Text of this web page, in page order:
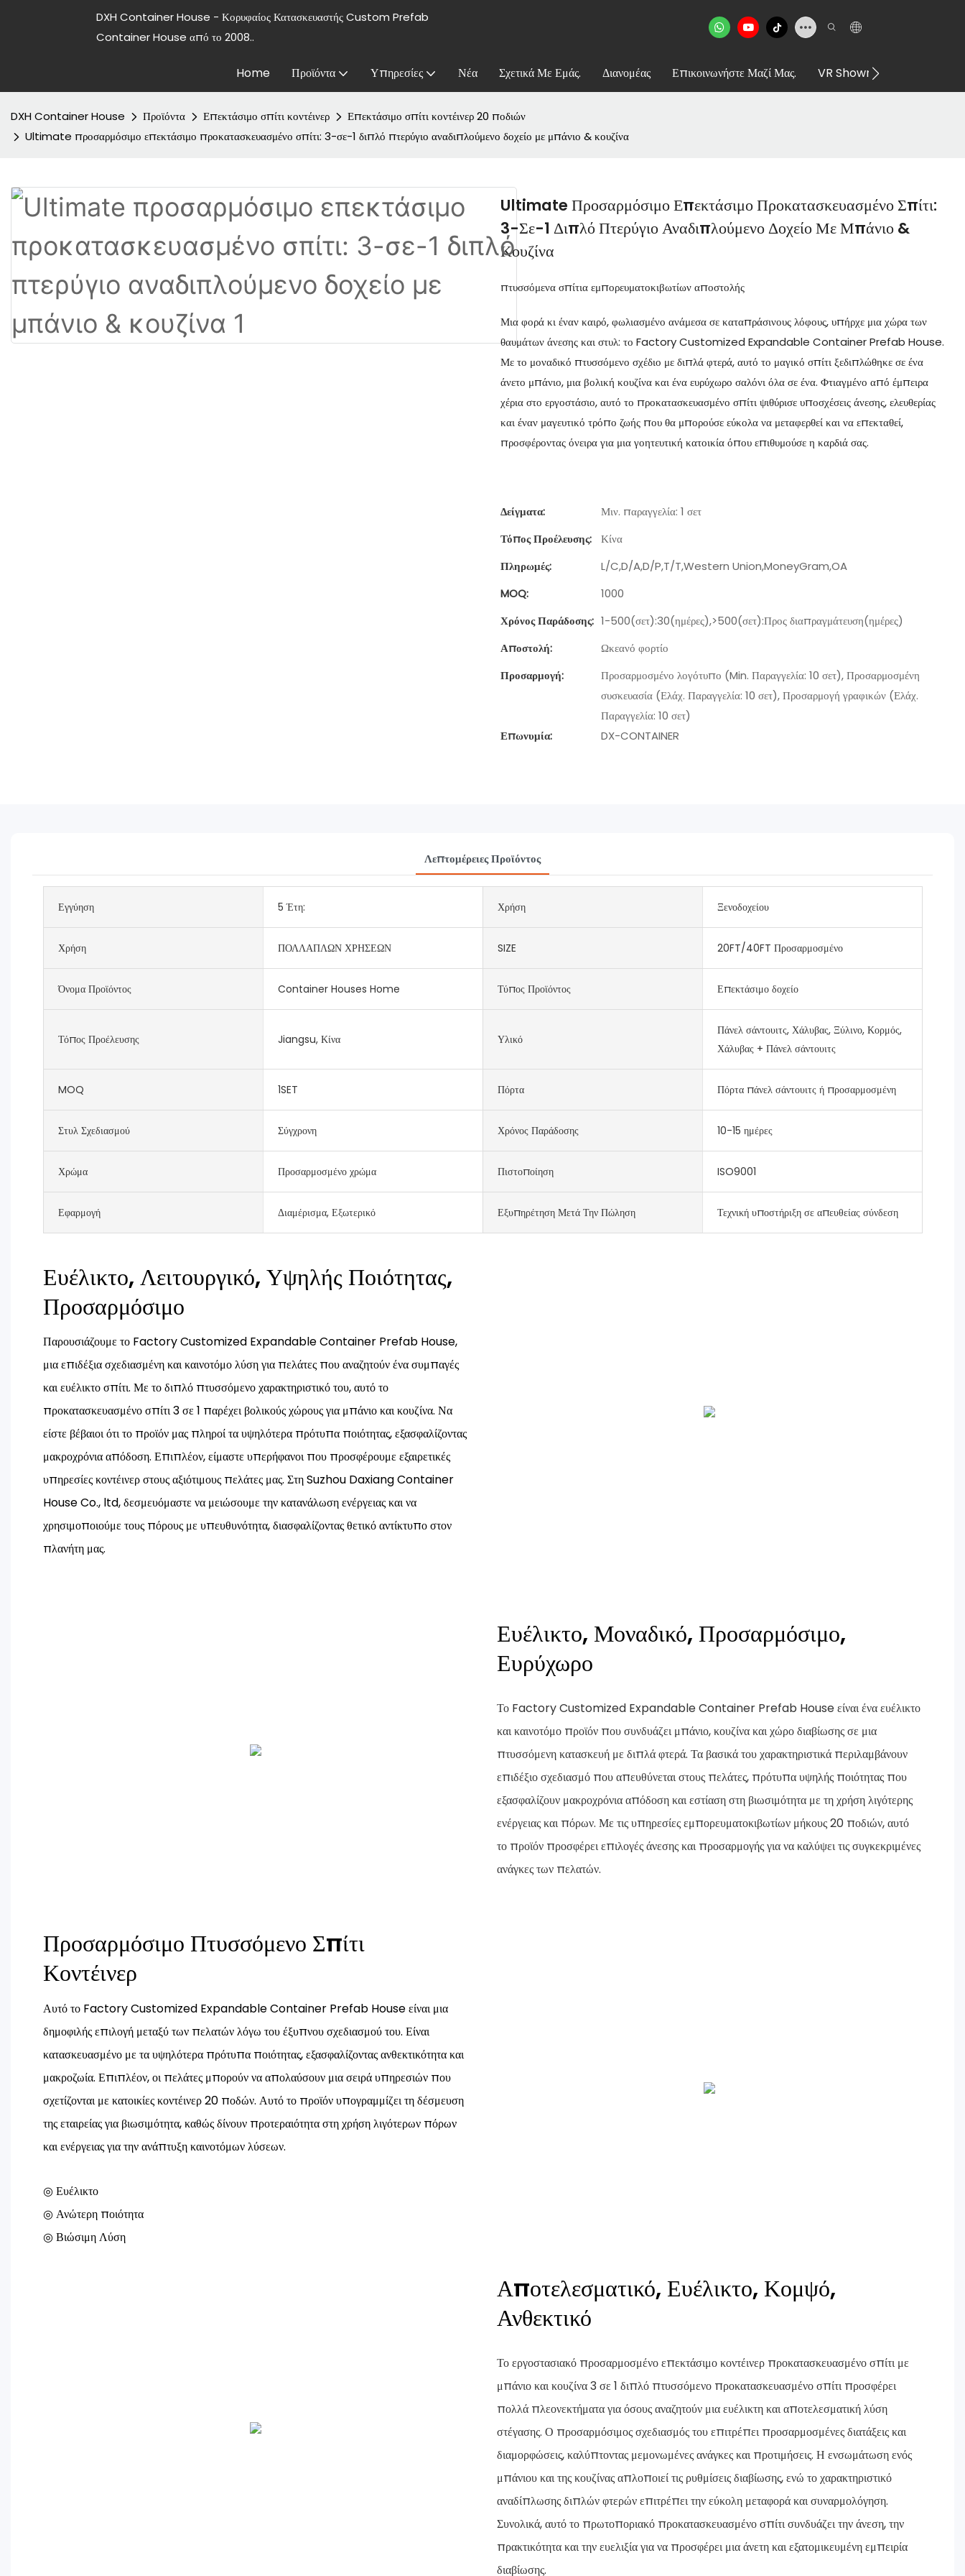
DXH Container House - Κορυφαίος Κατασκευαστής Custom Prefab
Container House από το 2008..
Home Προϊόντα Υπηρεσίες Νέα Σχετικά Με Εμάς. Διανομέας Επικοινωνήστε Μαζί Μας. VR Showroom
DXH Container House Προϊόντα Επεκτάσιμο σπίτι κοντέινερ
Επεκτάσιμο σπίτι κοντέινερ 20 ποδιών
Ultimate προσαρμόσιμο επεκτάσιμο προκατασκευασμένο σπίτι: 3-σε-1 διπλό πτερύγιο αναδιπλούμενο δοχείο με μπάνιο & κουζίνα
Ultimate Προσαρμόσιμο Επεκτάσιμο Προκατασκευασμένο Σπίτι:
3-Σε-1 Διπλό Πτερύγιο Αναδιπλούμενο Δοχείο Με Μπάνιο &
Κουζίνα
πτυσσόμενα σπίτια εμπορευματοκιβωτίων αποστολής
Μια φορά κι έναν καιρό, φωλιασμένο ανάμεσα σε καταπράσινους λόφους, υπήρχε μια χώρα των
θαυμάτων άνεσης και στυλ: το Factory Customized Expandable Container Prefab House.
Με το μοναδικό πτυσσόμενο σχέδιο με διπλά φτερά, αυτό το μαγικό σπίτι ξεδιπλώθηκε σε ένα
άνετο μπάνιο, μια βολική κουζίνα και ένα ευρύχωρο σαλόνι όλα σε ένα. Φτιαγμένο από έμπειρα
χέρια στο εργοστάσιο, αυτό το προκατασκευασμένο σπίτι ψιθύρισε υποσχέσεις άνεσης, ελευθερίας
και έναν μαγευτικό τρόπο ζωής που θα μπορούσε εύκολα να μεταφερθεί και να επεκταθεί,
προσφέροντας όνειρα για μια γοητευτική κατοικία όπου επιθυμούσε η καρδιά σας.
Δείγματα:
Μιν. παραγγελία: 1 σετ
Τόπος Προέλευσης:
Κίνα
Πληρωμές:
L/C,D/A,D/P,T/T,Western Union,MoneyGram,OA
MOQ:
1000
Χρόνος Παράδοσης: 1-500(σετ):30(ημέρες),>500(σετ):Προς διαπραγμάτευση(ημέρες)
Αποστολή:
Ωκεανό φορτίο
Προσαρμογή:
Προσαρμοσμένο λογότυπο (Min. Παραγγελία: 10 σετ), Προσαρμοσμένη
συσκευασία (Ελάχ. Παραγγελία: 10 σετ), Προσαρμογή γραφικών (Ελάχ.
Παραγγελία: 10 σετ)
Επωνυμία:
DX-CONTAINER
Λεπτομέρειες Προϊόντος
Εγγύηση 5 Έτη: Χρήση Ξενοδοχείου
Χρήση ΠΟΛΛΑΠΛΩΝ ΧΡΗΣΕΩΝ SIZE 20FT/40FT Προσαρμοσμένο
Όνομα Προϊόντος Container Houses Home Τύπος Προϊόντος Επεκτάσιμο δοχείο
Τόπος Προέλευσης Jiangsu, Κίνα Υλικό
Πάνελ σάντουιτς, Χάλυβας, Ξύλινο, Κορμός,
Χάλυβας + Πάνελ σάντουιτς
MOQ 1SET Πόρτα Πόρτα πάνελ σάντουιτς ή προσαρμοσμένη
Στυλ Σχεδιασμού Σύγχρονη Χρόνος Παράδοσης 10-15 ημέρες
Χρώμα Προσαρμοσμένο χρώμα Πιστοποίηση ISO9001
Εφαρμογή Διαμέρισμα, Εξωτερικό Εξυπηρέτηση Μετά Την Πώληση Τεχνική υποστήριξη σε απευθείας σύνδεση
Ευέλικτο, Λειτουργικό, Υψηλής Ποιότητας,
Προσαρμόσιμο
Παρουσιάζουμε το Factory Customized Expandable Container Prefab House,
μια επιδέξια σχεδιασμένη και καινοτόμο λύση για πελάτες που αναζητούν ένα συμπαγές
και ευέλικτο σπίτι. Με το διπλό πτυσσόμενο χαρακτηριστικό του, αυτό το
προκατασκευασμένο σπίτι 3 σε 1 παρέχει βολικούς χώρους για μπάνιο και κουζίνα. Να
είστε βέβαιοι ότι το προϊόν μας πληροί τα υψηλότερα πρότυπα ποιότητας, εξασφαλίζοντας
μακροχρόνια απόδοση. Επιπλέον, είμαστε υπερήφανοι που προσφέρουμε εξαιρετικές
υπηρεσίες κοντέινερ στους αξιότιμους πελάτες μας. Στη Suzhou Daxiang Container
House Co., ltd, δεσμευόμαστε να μειώσουμε την κατανάλωση ενέργειας και να
χρησιμοποιούμε τους πόρους με υπευθυνότητα, διασφαλίζοντας θετικό αντίκτυπο στον
πλανήτη μας.
Ευέλικτο, Μοναδικό, Προσαρμόσιμο,
Ευρύχωρο
Το Factory Customized Expandable Container Prefab House είναι ένα ευέλικτο
και καινοτόμο προϊόν που συνδυάζει μπάνιο, κουζίνα και χώρο διαβίωσης σε μια
πτυσσόμενη κατασκευή με διπλά φτερά. Τα βασικά του χαρακτηριστικά περιλαμβάνουν
επιδέξιο σχεδιασμό που απευθύνεται στους πελάτες, πρότυπα υψηλής ποιότητας που
εξασφαλίζουν μακροχρόνια απόδοση και εστίαση στη βιωσιμότητα με τη χρήση λιγότερης
ενέργειας και πόρων. Με τις υπηρεσίες εμπορευματοκιβωτίων μήκους 20 ποδιών, αυτό
το προϊόν προσφέρει επιλογές άνεσης και προσαρμογής για να καλύψει τις συγκεκριμένες
ανάγκες των πελατών.
Προσαρμόσιμο Πτυσσόμενο Σπίτι
Κοντέινερ
Αυτό το Factory Customized Expandable Container Prefab House είναι μια
δημοφιλής επιλογή μεταξύ των πελατών λόγω του έξυπνου σχεδιασμού του. Είναι
κατασκευασμένο με τα υψηλότερα πρότυπα ποιότητας, εξασφαλίζοντας ανθεκτικότητα και
μακροζωία. Επιπλέον, οι πελάτες μπορούν να απολαύσουν μια σειρά υπηρεσιών που
σχετίζονται με κατοικίες κοντέινερ 20 ποδών. Αυτό το προϊόν υπογραμμίζει τη δέσμευση
της εταιρείας για βιωσιμότητα, καθώς δίνουν προτεραιότητα στη χρήση λιγότερων πόρων
και ενέργειας για την ανάπτυξη καινοτόμων λύσεων.
◎ Ευέλικτο
◎ Ανώτερη ποιότητα
◎ Βιώσιμη Λύση
Αποτελεσματικό, Ευέλικτο, Κομψό,
Ανθεκτικό
Το εργοστασιακό προσαρμοσμένο επεκτάσιμο κοντέινερ προκατασκευασμένο σπίτι με
μπάνιο και κουζίνα 3 σε 1 διπλό πτυσσόμενο προκατασκευασμένο σπίτι προσφέρει
πολλά πλεονεκτήματα για όσους αναζητούν μια ευέλικτη και αποτελεσματική λύση
στέγασης. Ο προσαρμόσιμος σχεδιασμός του επιτρέπει προσαρμοσμένες διατάξεις και
διαμορφώσεις, καλύπτοντας μεμονωμένες ανάγκες και προτιμήσεις. Η ενσωμάτωση ενός
μπάνιου και της κουζίνας απλοποιεί τις ρυθμίσεις διαβίωσης, ενώ το χαρακτηριστικό
αναδίπλωσης διπλών φτερών επιτρέπει την εύκολη μεταφορά και συναρμολόγηση.
Συνολικά, αυτό το πρωτοποριακό προκατασκευασμένο σπίτι συνδυάζει την άνεση, την
πρακτικότητα και την ευελιξία για να προσφέρει μια άνετη και εξατομικευμένη εμπειρία
διαβίωσης.